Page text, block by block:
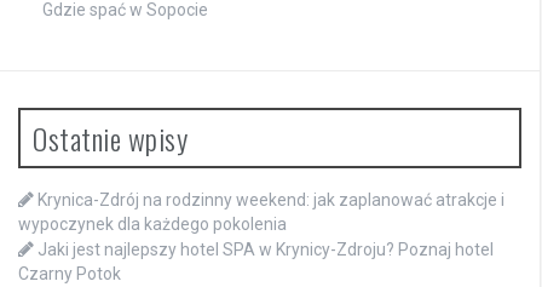
Gdzie spać w Sopocie
Ostatnie wpisy
Krynica-Zdrój na rodzinny weekend: jak zaplanować atrakcje i
wypoczynek dla każdego pokolenia
Jaki jest najlepszy hotel SPA w Krynicy-Zdroju? Poznaj hotel
Czarny Potok